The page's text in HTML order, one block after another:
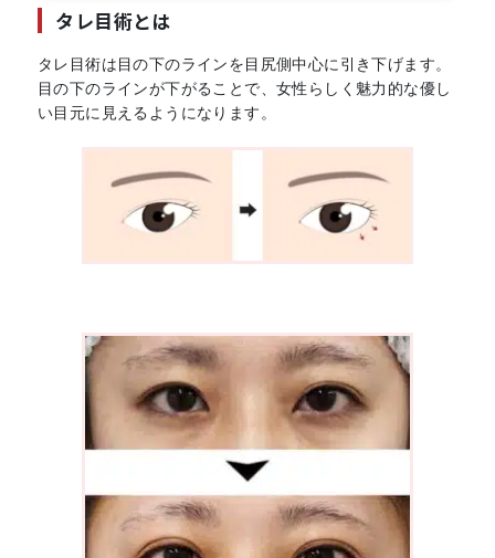
タレ目術とは
タレ目術は目の下のラインを目尻側中心に引き下げます。
目の下のラインが下がることで、女性らしく 魅力的な優し
い目元に見えるようになります。